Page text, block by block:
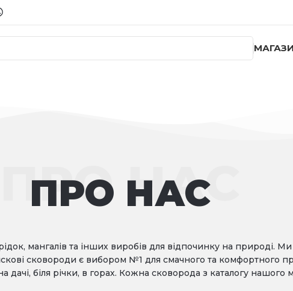
ПРО НАС
ПРО НАС
мангалів та інших виробів для відпочинку на природі.
сковороди є вибором №1 для смачного та комфортного
біля річки, в горах. Кожна сковорода з каталогу нашого